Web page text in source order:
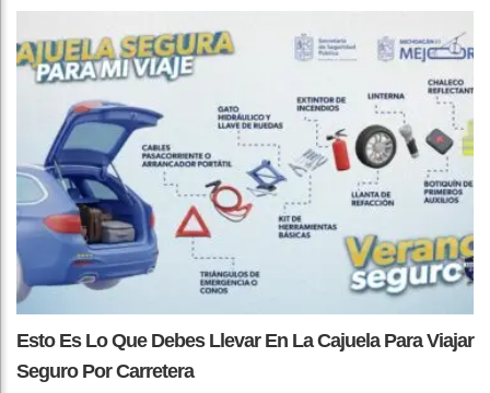
Esto Es Lo Que Debes Llevar En La Cajuela Para Viajar
Seguro Por Carretera